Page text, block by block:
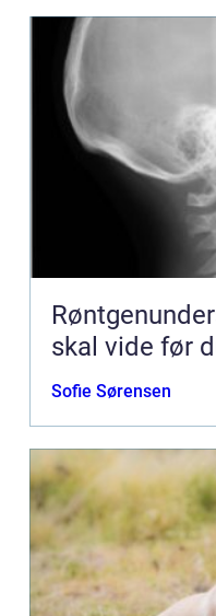
skal vide før
Sofie Sørensen